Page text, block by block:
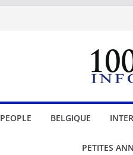
PEOPLE BELGIQUE
PETITES